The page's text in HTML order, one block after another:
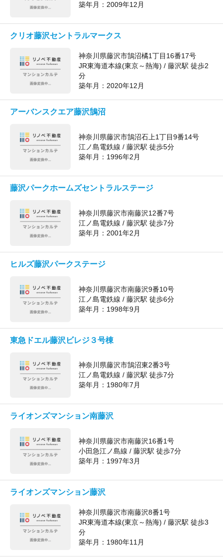
築年月：2009年12月
クリオ藤沢セントラルマークス
神奈川県藤沢市鵠沼橘1丁目16番17号
JR東海道本線(東京～熱海) / 藤沢駅 徒歩2
分
築年月：2020年12月
アーバンスクエア藤沢鵠沼
神奈川県藤沢市鵠沼石上1丁目9番14号
江ノ島電鉄線 / 藤沢駅 徒歩5分
築年月： 1996年2月
藤沢パークホームズセントラルステージ
神奈川県藤沢市南藤沢12番7号
江ノ島電鉄線 / 藤沢駅 徒歩7分
築年月： 2001年2月
ヒルズ藤沢パークステージ
神奈川県藤沢市南藤沢9番10号
江ノ島電鉄線 / 藤沢駅 徒歩6分
築年月： 1998年9月
東急ドエル藤沢ビレジ３号棟
神奈川県藤沢市鵠沼東2番3号
江ノ島電鉄線 / 藤沢駅 徒歩7分
築年月： 1980年7月
ライオンズマンション南藤沢
神奈川県藤沢市南藤沢16番1号
小田急江ノ島線 / 藤沢駅 徒歩7分
築年月： 1997年3月
ライオンズマンション藤沢
神奈川県藤沢市南藤沢8番1号
JR東海道本線(東京～熱海) / 藤沢駅 徒歩3
分
築年月： 1980年11月